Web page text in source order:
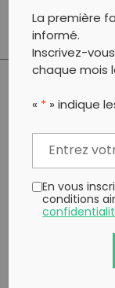
PARTAGER
Copy to
La première
informé.
Inscrivez-
chaque mois
« * » indique
En vous
conditions